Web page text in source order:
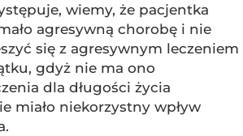
wiemy, że pacjentka
agresywną chorobę i nie
się z agresywnym leczeniem
gdyż nie ma ono
dla długości życia
miało niekorzystny wpływ